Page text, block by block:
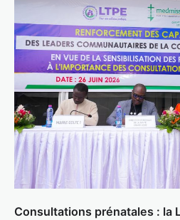
Consultations prénatales : la